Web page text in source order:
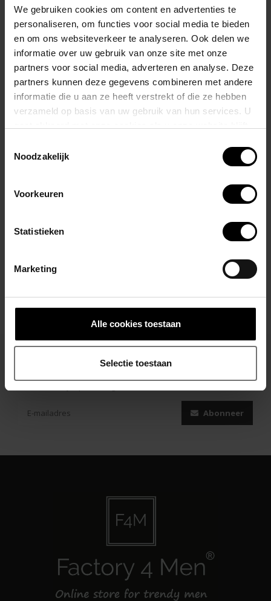
We gebruiken cookies om content en advertenties te
personaliseren, om functies voor social media te bieden
en om ons websiteverkeer te analyseren. Ook delen we
informatie over uw gebruik van onze site met onze
partners voor social media, adverteren en analyse. Deze
partners kunnen deze gegevens combineren met andere
informatie die u aan ze heeft verstrekt of die ze hebben
verzameld op basis van uw gebruik van hun services. U
Noodzakelijk
Voorkeuren
Statistieken
Marketing
Alle cookies toestaan
Selectie toestaan
Gerelateerde producten
Cockring Rubber 4
Stukprijs: €5,95 /
Cockring Rubber 10
Abonneer je op onze nieuwsbrief
Abonneer